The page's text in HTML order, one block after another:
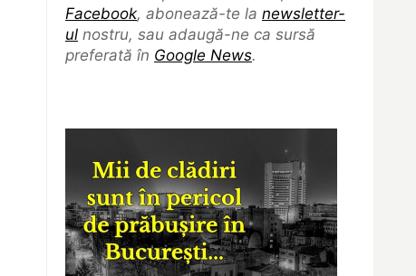
Facebook, abonează-te la newsletter-
ul nostru, sau adaugă-ne ca sursă
preferată în Google News.